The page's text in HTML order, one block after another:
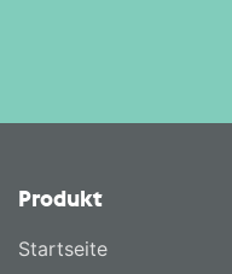
Produkt
Startseite